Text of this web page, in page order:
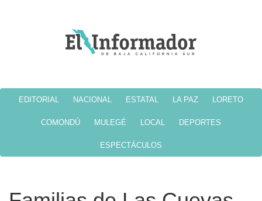
EDITORIAL NACIONAL ESTATAL LA PAZ LORETO
COMONDÚ MULEGÉ LOCAL DEPORTES
ESPECTÁCULOS